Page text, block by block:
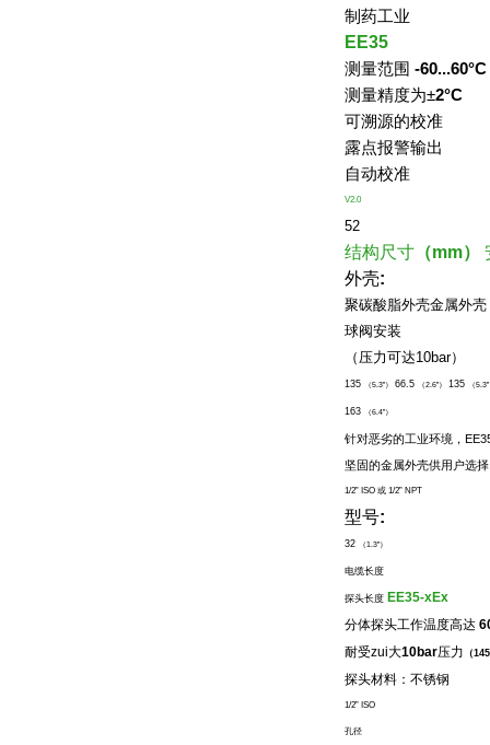
制药工业
EE35
测量范围 -60...60°C
测量精度为±2°C
可溯源的校准
露点报警输出
自动校准
V2.0
52
结构尺寸 （mm）
外壳:
聚碳酸脂外壳金属外壳
球阀安装
（ 压力可达10bar）
135 （5.3”） 66.5 （2.6”） 135 （
163 （6.4”）
针对恶劣的工业环境，
坚固的金属外壳供用户选
1/2” ISO 或 1/2” NPT
型号:
32 （1.3”）
电缆长度
探头长度 EE35-xEx
分体探头工作温度高达
耐受zui大10bar压力 （
探头材料：不锈钢
1/2” ISO
孔径